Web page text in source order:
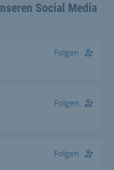
Social Media
Folgen
Folgen
Folgen